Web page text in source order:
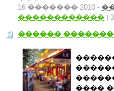
16 ������� 2010 -
������������ |
������
����